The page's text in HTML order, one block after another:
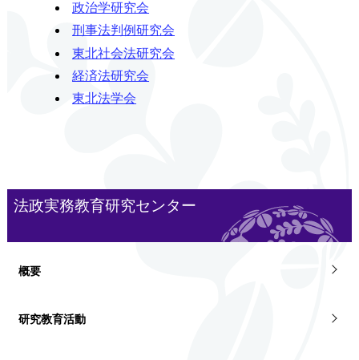
政治学研究会
刑事法判例研究会
東北社会法研究会
経済法研究会
東北法学会
法政実務教育研究センター
概要
研究教育活動